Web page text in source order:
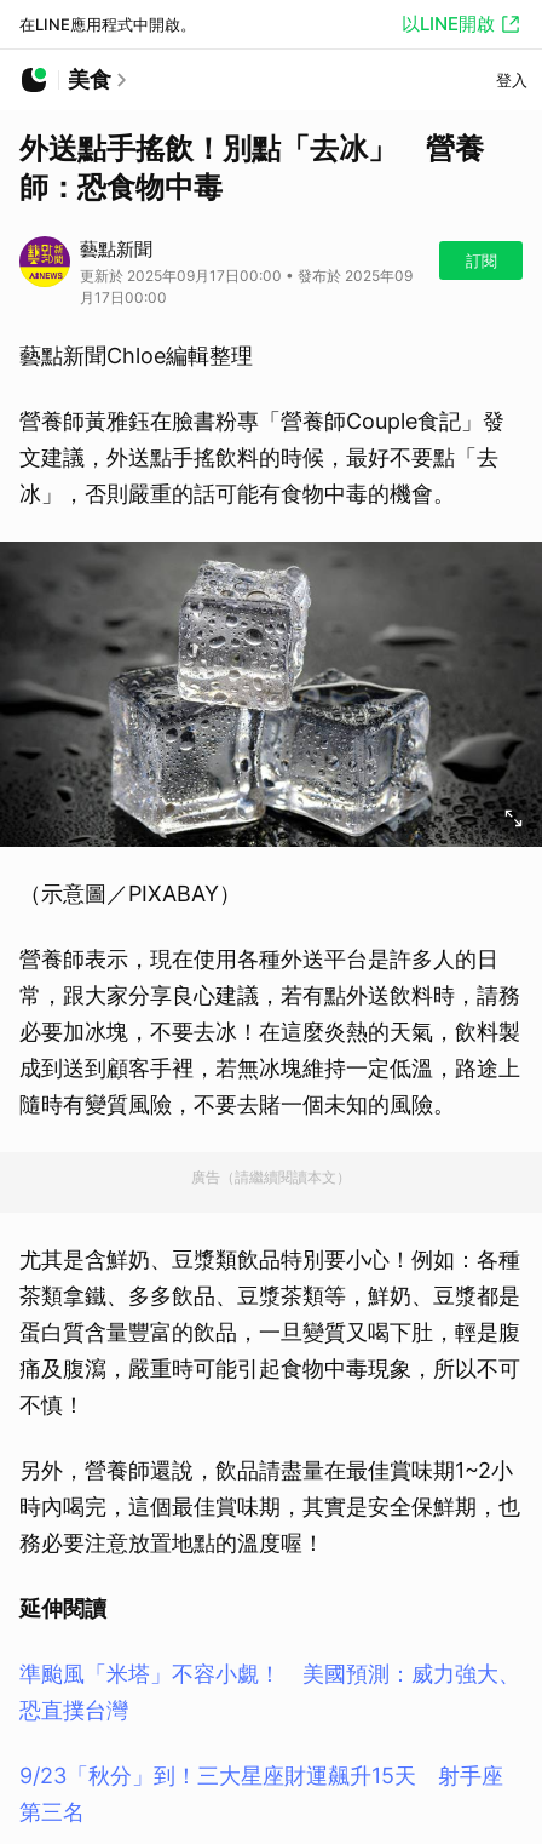
在LINE應用程式中開啟。 以LINE開啟
美食 登入
外送點手搖飲！別點「去冰」 營養
師：恐食物中毒
藝點新聞
更新於 2025年09月17日00:00 • 發布於 2025年09
月17日00:00
訂閱
藝點新聞Chloe編輯整理
營養師黃雅鈺在臉書粉專「營養師Couple食記」發
文建議，外送點手搖飲料的時候，最好不要點「去
冰」，否則嚴重的話可能有食物中毒的機會。
（示意圖／PIXABAY）
營養師表示，現在使用各種外送平台是許多人的日
常，跟大家分享良心建議，若有點外送飲料時，請務
必要加冰塊，不要去冰！在這麼炎熱的天氣，飲料製
成到送到顧客手裡，若無冰塊維持一定低溫，路途上
隨時有變質風險，不要去賭一個未知的風險。
廣告（請繼續閱讀本文）
尤其是含鮮奶、豆漿類飲品特別要小心！例如：各種
茶類拿鐵、多多飲品、豆漿茶類等，鮮奶、豆漿都是
蛋白質含量豐富的飲品，一旦變質又喝下肚，輕是腹
痛及腹瀉，嚴重時可能引起食物中毒現象，所以不可
不慎！
另外，營養師還說，飲品請盡量在最佳賞味期1~2小
時內喝完，這個最佳賞味期，其實是安全保鮮期，也
務必要注意放置地點的溫度喔！
延伸閱讀
準颱風「米塔」不容小覷！ 美國預測：威力強大、
恐直撲台灣
9/23「秋分」到！三大星座財運飆升15天 射手座
第三名